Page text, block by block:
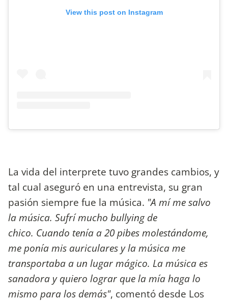
View this post on Instagram
La vida del interprete tuvo grandes cambios, y
tal cual aseguró en una entrevista, su gran
pasión siempre fue la música. "A mí me salvo
la música. Sufrí mucho bullying de
chico. Cuando tenía a 20 pibes molestándome,
me ponía mis auriculares y la música me
transportaba a un lugar mágico. La música es
sanadora y quiero lograr que la mía haga lo
mismo para los demás", comentó desde Los